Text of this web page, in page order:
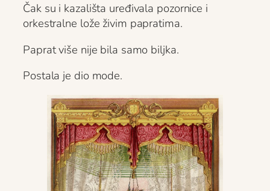
Čak su i kazališta uređivala pozornice i
orkestralne lože živim papratima.
Paprat više nije bila samo biljka.
Postala je dio mode.